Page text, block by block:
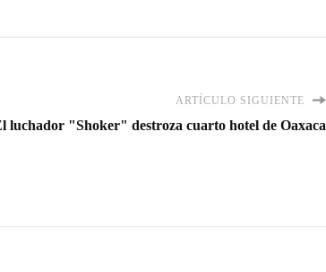
ARTÍCULO SIGUIENTE
luchador "Shoker" destroza cuarto hotel de Oaxaca